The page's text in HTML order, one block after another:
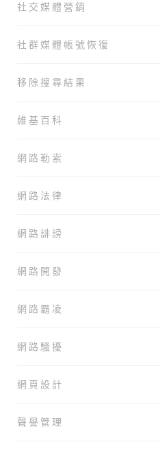
社交媒體營銷
社群媒體帳號恢復
移除搜尋結果
維基百科
網路勒索
網路法律
網路誹謗
網路開發
網路霸凌
網路騷擾
網頁設計
聲譽管理